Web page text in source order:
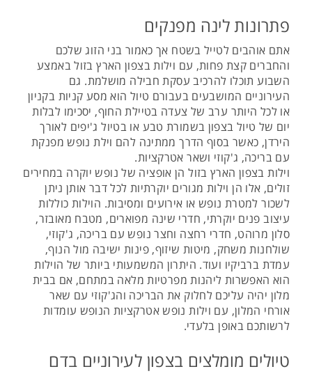
פתרונות לינה מפנקים
אתם אוהבים לטייל בשטח אך כאמור בני הזוג שלכם
והחברים קצת פחות, עם וילות בצפון הארץ בזול באמצע
השבוע תוכלו להרכיב עסקת חבילה מושלמת. גם
העירוניים המושבעים בעבורם טיול הוא מסע קניות בקניון
או לכל היותר ערב של צעדה בטיילת החוף, יסכימו לבלות
יום של טיול בצפון בשמורת טבע או בטיול ג'יפים לאורך
הירדן, כאשר בסוף הדרך ממתינה להם וילת נופש מפנקת
עם בריכה, ג'קוזי ושאר אטרקציות.
וילות בצפון הארץ בזול הן אופציה של נופש יוקרה במחירים
זולים, אלו הן וילות מגורים יוקרתיות לכל דבר אותן ניתן
לשכור למטרת נופש או אירועים ומסיבות. הוילות כוללות
עיצוב פנים יוקרתי, חדרי שינה מפוארים, מטבח מאובזר,
סלון מרוהט, חדרי רחצה וחצר נופש עם בריכה, ג'קוזי,
שולחנות משחק, מיטות שיזוף, פינות ישיבה מול הנוף,
עמדת ברביקיו ועוד. היתרון המשמעותי ביותר של הוילות
הוא האפשרות ליהנות מפרטיות מלאה במתחם, אם בבית
מלון יהיה עליכם לחלוק את הבריכה והג'קוזי עם שאר
אורחי המלון, עם וילות נופש אטרקציות הנופש עומדות
לרשותכם באופן בלעדי.
טיולים מומלצים בצפון לעירוניים בדם